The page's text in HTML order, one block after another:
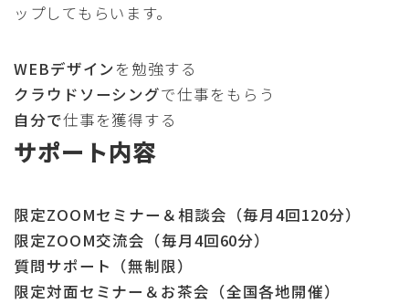
ップしてもらいます。
WEBデザイン を勉強する
クラウドソーシングで仕事をもらう
自分で仕事を獲得する
サポート内容
限定ZOOMセミナー＆相談会（毎月4回120分）
限定ZOOM交流会（毎月4回60分）
質問サポート（無制限）
限定対面セミナー＆お茶会（全国各地開催）